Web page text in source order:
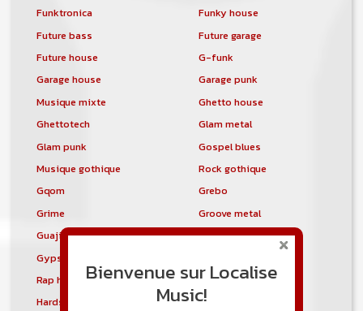
Funktronica
Funky house
Future bass
Future garage
Future house
G-funk
Garage house
Garage punk
Musique mixte
Ghetto house
Ghettotech
Glam metal
Glam punk
Gospel blues
Musique gothique
Rock gothique
Gqom
Grebo
Grime
Groove metal
Guajira
Guaracha
Gypsy punk
Rap hardcore
Industrial hardcore
Hardstep
Hardstyle
Bienvenue sur Localise
Music!